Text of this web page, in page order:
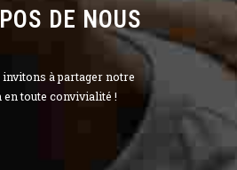
DE NOUS
à partager notre
en toute convivialité !